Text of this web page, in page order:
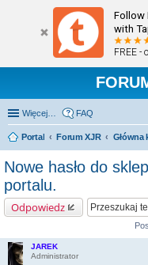
Follow
with
FREE -
Więcej… FAQ
Portal Forum XJR Główna
Nowe hasło do
portalu.
Odpowiedz
JAREK
Administrator